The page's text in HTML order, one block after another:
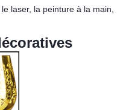
laser, la peinture à la main,